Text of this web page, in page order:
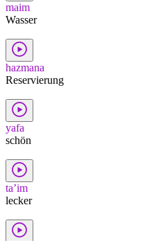
maim
Wasser
hazmana
Reservierung
yafa
schön
ta’im
lecker